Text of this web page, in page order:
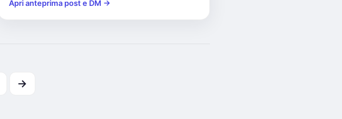
Apri anteprima post e DM →
→